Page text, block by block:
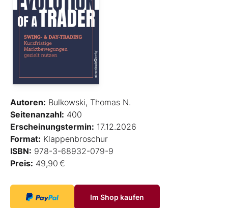
Autoren: Bulkowski, Thomas N.
Seitenanzahl: 400
Erscheinungstermin: 17.12.2026
Format: Klappenbroschur
ISBN: 978-3-68932-079-9
Preis: 49,90 €
Im Shop kaufen